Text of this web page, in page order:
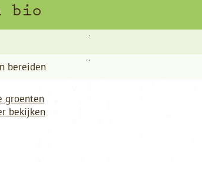
bio
bereiden
groenten
bekijken